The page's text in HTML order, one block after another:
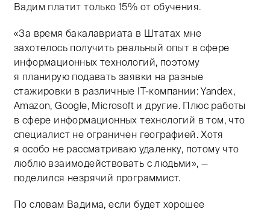
Вадим платит только 15% от обучения.
«За время бакалавриата в Штатах мне
захотелось получить реальный опыт в сфере
информационных технологий, поэтому
я планирую подавать заявки на разные
стажировки в различные IT-компании: Yandex,
Amazon, Google, Microsoft и другие. Плюс работы
в сфере информационных технологий в том, что
специалист не ограничен географией. Хотя
я особо не рассматриваю удаленку, потому что
люблю взаимодействовать с людьми», —
поделился незрячий программист.
По словам Вадима, если будет хорошее